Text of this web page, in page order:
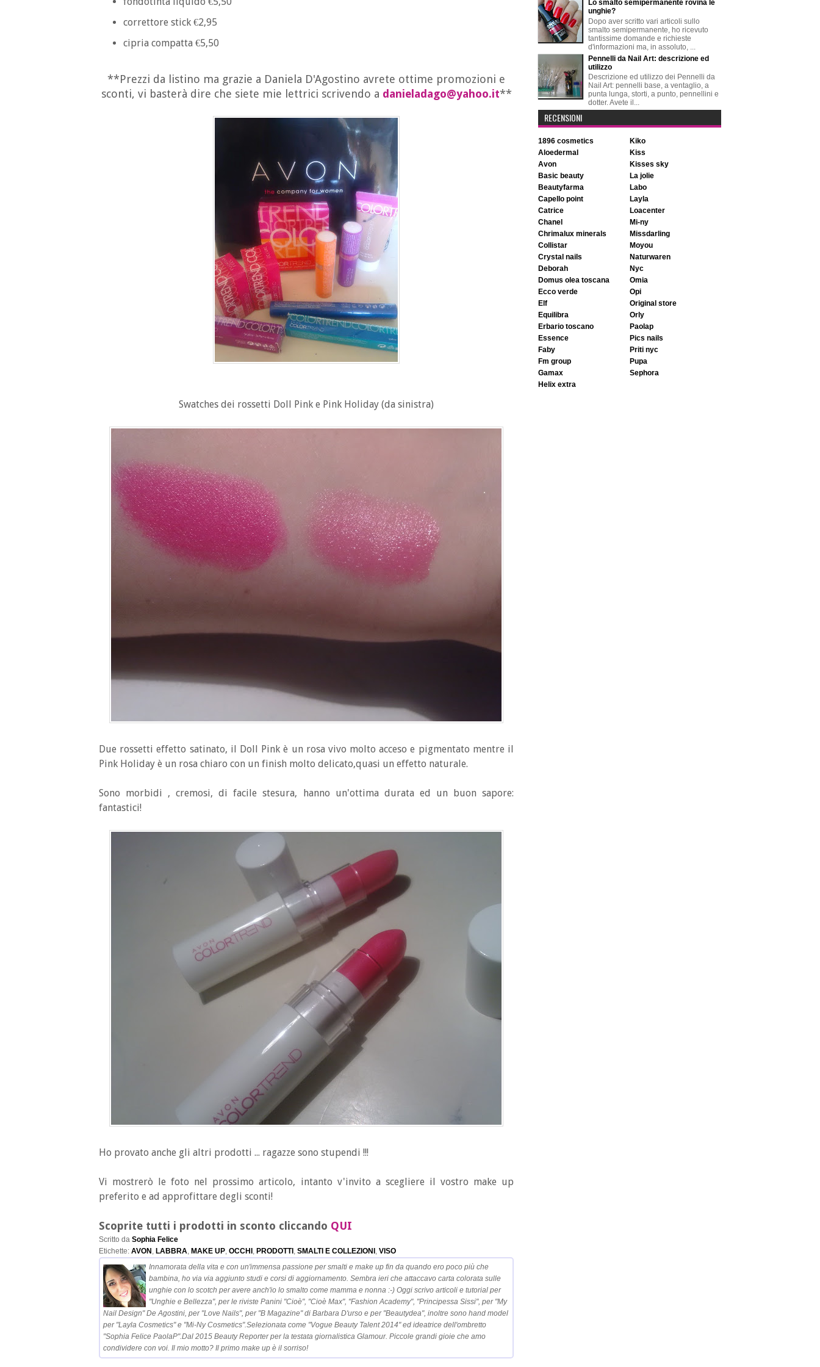
correttore stick €2,95
cipria compatta €5,50
**Prezzi da listino ma grazie a Daniela D'Agostino avrete ottime promozioni e
sconti, vi basterà dire che siete mie lettrici scrivendo a danieladago@yahoo.it**
Swatches dei rossetti Doll Pink e Pink Holiday (da sinistra)
Due rossetti effetto satinato, il Doll Pink è un rosa vivo molto acceso e pigmentato mentre il
Pink Holiday è un rosa chiaro con un finish molto delicato,quasi un effetto naturale.
Sono morbidi , cremosi, di facile stesura, hanno un'ottima durata ed un buon sapore:
fantastici!
Ho provato anche gli altri prodotti ... ragazze sono stupendi !!!
Vi mostrerò le foto nel prossimo articolo, intanto v'invito a scegliere il vostro make up
preferito e ad approfittare degli sconti!
Scoprite tutti i prodotti in sconto cliccando QUI
Scritto da Sophia Felice
Etichette: AVON LABBRA MAKE UP OCCHI PRODOTTI SMALTI E COLLEZIONI VISO
Innamorata della vita e con un'immensa passione per smalti e make up fin da quando ero poco più che
bambina, ho via via aggiunto studi e corsi di aggiornamento. Sembra ieri che attaccavo carta colorata sulle
unghie con lo scotch per avere anch'io lo smalto come mamma e nonna :-) Oggi scrivo articoli e tutorial per
"Unghie e Bellezza", per le riviste Panini "Cioè", "Cioè Max", "Fashion Academy", "Principessa Sissi", per "My
Nail Design" De Agostini, per "Love Nails", per "B Magazine" di Barbara D'urso e per "Beautydea", inoltre sono hand model
per "Layla Cosmetics" e "Mi-Ny Cosmetics".Selezionata come "Vogue Beauty Talent 2014" ed ideatrice dell'ombretto
"Sophia Felice PaolaP".Dal 2015 Beauty Reporter per la testata giornalistica Glamour. Piccole grandi gioie che amo
condividere con voi. Il mio motto? Il primo make up è il sorriso!
Lo smalto semipermanente rovina le
unghie?
Dopo aver scritto vari articoli sullo
smalto semipermanente, ho ricevuto
tantissime domande e richieste
d'informazioni ma, in assoluto, ...
Pennelli da Nail Art: descrizione ed
utilizzo
Descrizione ed utilizzo dei Pennelli da
Nail Art: pennelli base, a ventaglio, a
punta lunga, storti, a punto, pennellini e
dotter. Avete il...
RECENSIONI
1896 cosmetics
aloedermal
avon
basic beauty
beautyfarma
capello point
catrice
chanel
chrimalux minerals
collistar
crystal nails
deborah
domus olea toscana
ecco verde
elf
equilibra
erbario toscano
essence
faby
fm group
gamax
helix extra
kiko
kiss
kisses sky
la jolie
labo
layla
loacenter
mi-ny
missdarling
moyou
naturwaren
nyc
omia
opi
original store
orly
paolap
pics nails
priti nyc
pupa
sephora